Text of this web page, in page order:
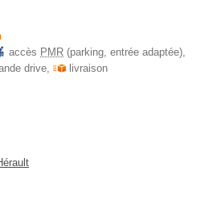
accès PMR (parking, entrée adaptée),
drive, livraison